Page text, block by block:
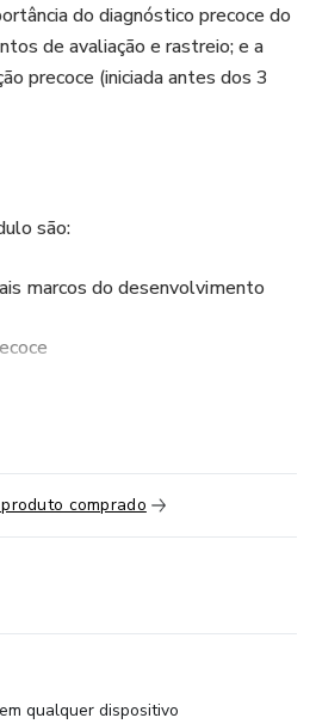
do diagnóstico precoce do
de avaliação e rastreio; e a
precoce (iniciada antes dos 3
são:
marcos do desenvolvimento
dos principais sinais
instrumentos de avaliação do
comprado
qualquer dispositivo